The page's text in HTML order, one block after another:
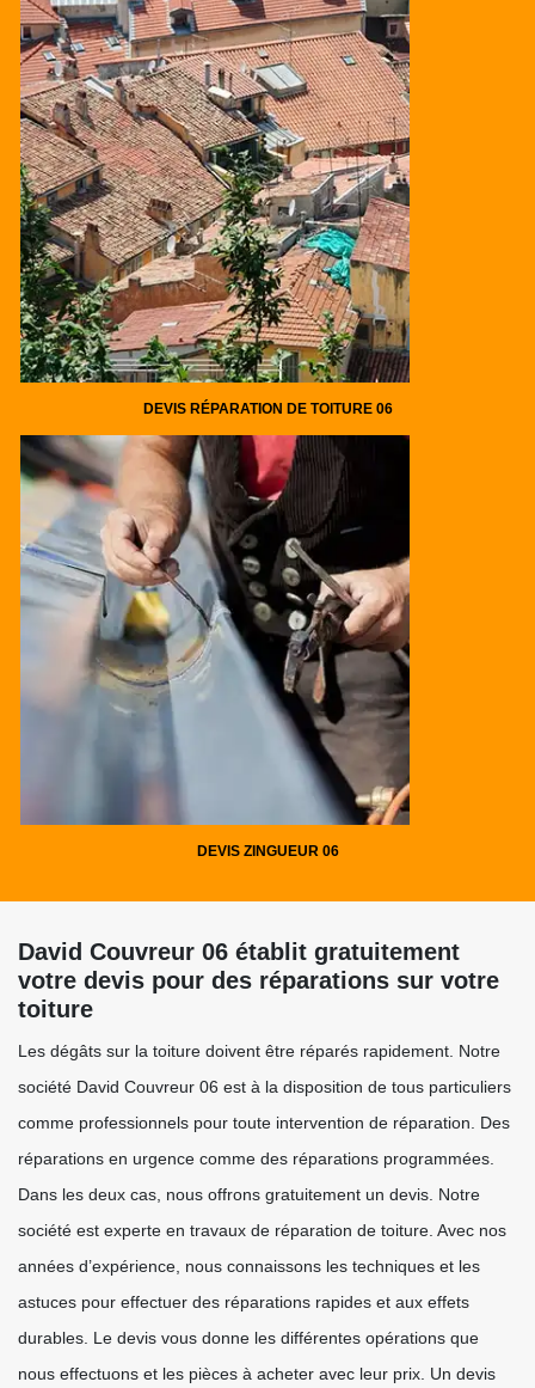
DEVIS RÉPARATION DE TOITURE 06
DEVIS ZINGUEUR 06
David Couvreur 06 établit gratuitement
votre devis pour des réparations sur votre
toiture
Les dégâts sur la toiture doivent être réparés rapidement. Notre
société David Couvreur 06 est à la disposition de tous particuliers
comme professionnels pour toute intervention de réparation. Des
réparations en urgence comme des réparations programmées.
Dans les deux cas, nous offrons gratuitement un devis. Notre
société est experte en travaux de réparation de toiture. Avec nos
années d’expérience, nous connaissons les techniques et les
astuces pour effectuer des réparations rapides et aux effets
durables. Le devis vous donne les différentes opérations que
nous effectuons et les pièces à acheter avec leur prix. Un devis